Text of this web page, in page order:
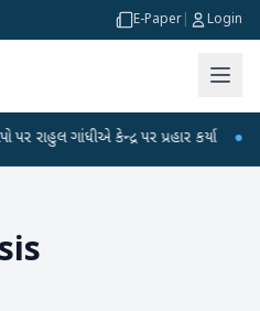
E-Paper Login
ગાંધીએ કેન્દ્ર પર પ્રહાર કર્યા ●